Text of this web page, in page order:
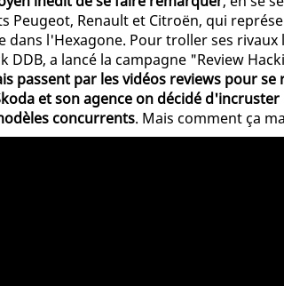
Peugeot, Renault et Citroën, qui
dans l'Hexagone. Pour troller ses
DDB, a lancé la campagne "Review
passent par les vidéos reviews pour
et son agence on décidé d'incruster
concurrents. Mais comment ça